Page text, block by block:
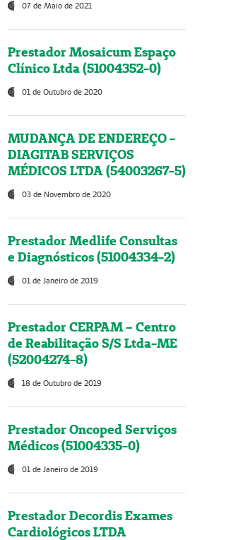
07 de Maio de 2021
Prestador Mosaicum Espaço
Clínico Ltda (51004352-0)
01 de Outubro de 2020
MUDANÇA DE ENDEREÇO -
DIAGITAB SERVIÇOS
MÉDICOS LTDA (54003267-5)
03 de Novembro de 2020
Prestador Medlife Consultas
e Diagnósticos (51004334-2)
01 de Janeiro de 2019
Prestador CERPAM – Centro
de Reabilitação S/S Ltda-ME
(52004274-8)
18 de Outubro de 2019
Prestador Oncoped Serviços
Médicos (51004335-0)
01 de Janeiro de 2019
Prestador Decordis Exames
Cardiológicos LTDA